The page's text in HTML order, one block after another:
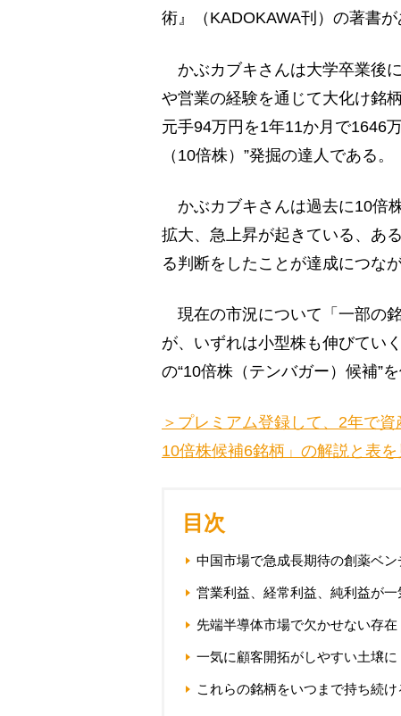
術』（KADOKAWA刊）の著書
かぶカブキさんは大学卒業後
や営業の経験を通じて大化け銘
元手94万円を1年11か月で1646
（10倍株）”発掘の達人である。
かぶカブキさんは過去に10倍
拡大、急上昇が起きている、あ
る判断をしたことが達成につな
現在の市況について「一部の
が、いずれは小型株も伸びてい
の“10倍株（テンバガー）候補”
＞プレミアム登録して、2年で
10倍株候補6銘柄」の解説と表
目次
中国市場で急成長期待の創薬ベン
営業利益、経常利益、純利益が一
先端半導体市場で欠かせない存在
一気に顧客開拓がしやすい土壌に
これらの銘柄をいつまで持ち続け